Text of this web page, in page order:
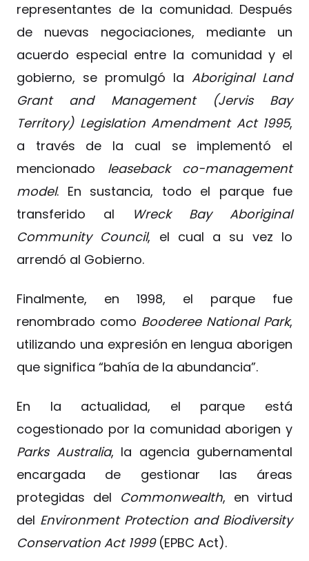
representantes de la comunidad. Después
de nuevas negociaciones, mediante un
acuerdo especial entre la comunidad y el
gobierno, se promulgó la Aboriginal Land
Grant and Management (Jervis Bay
Territory) Legislation Amendment Act 1995,
a través de la cual se implementó el
mencionado leaseback co-management
model. En sustancia, todo el parque fue
transferido al
Wreck Bay Aboriginal
Community Council, el cual a su vez lo
arrendó al Gobierno.
Finalmente, en 1998, el parque fue
renombrado como Booderee National Park,
utilizando una expresión en lengua aborigen
que significa “bahía de la abundancia”.
En la actualidad, el parque está
cogestionado por la comunidad aborigen y
Parks Australia, la agencia gubernamental
encargada de gestionar las áreas
protegidas del Commonwealth, en virtud
del Environment Protection and Biodiversity
Conservation Act 1999(EPBC Act).